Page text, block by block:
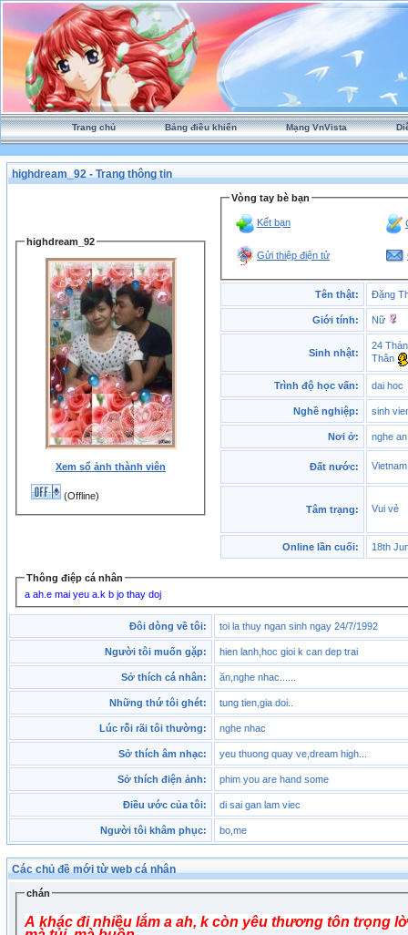
Trang chủ Bảng điều khiển Mạng VnVista
highdream_92 - Trang thông tin
highdream_92
Xem sổ ảnh thành viên
(Offline)
Vòng tay bè bạn
Kết bạn
Gửi thiệp điện tử
Tên thật: Đặng
Giới tính: Nữ
Sinh nhật:
24
Thân
Trình độ học vấn: dai hoc
Nghề nghiệp: sinh
Nơi ở: nghe an
Đất nước:
Tâm trạng: Vui vẻ
Online lần cuối: 18th
Thông điệp cá nhân
a ah.e mai yeu a.k b jo thay doj
Đôi dòng về tôi: toi la thuy ngan sinh ngay 24/7/1992
Người tôi muốn gặp: hien lanh,hoc gioi k can dep trai
Sở thích cá nhân: ăn,nghe nhac......
Những thứ tôi ghét: tung tien,gia doi..
Lúc rỗi rãi tôi thường: nghe nhac
Sở thích âm nhạc: yeu thuong quay ve,dream high...
Sở thích điện ảnh: phim you are hand some
Điều ước của tôi: di sai gan lam viec
Người tôi khâm phục: bo,me
Các chủ đề mới từ web cá nhân
chán
A khác đi nhiều lắm a ah, k còn yêu thương tôn trọng